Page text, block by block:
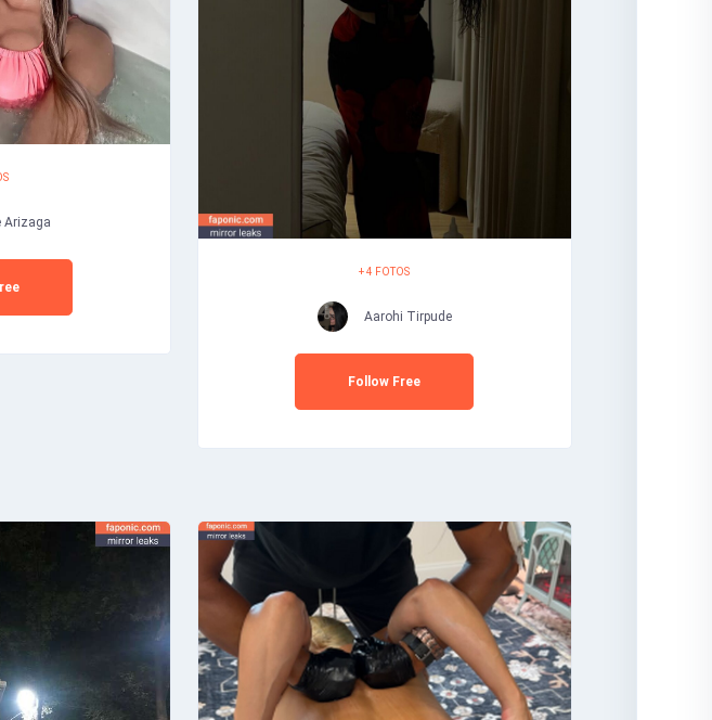
Arizaga
+ 4 FOTOS
Aarohi Tirpude
Follow Free